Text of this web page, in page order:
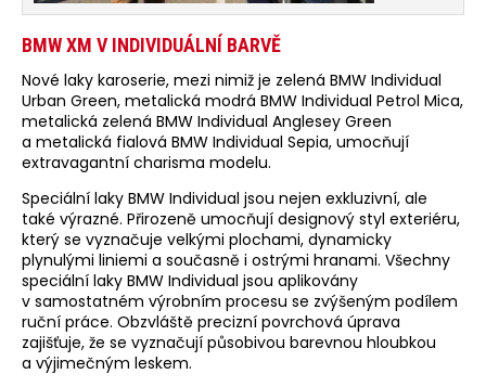
městskou
elektrobusy.
O projektu
na němž se
podílí také
E.ON svojí…
BMW XM V INDIVIDUÁLNÍ BARVĚ
Nové laky karoserie, mezi nimiž je zelená BMW Individual
Urban Green, metalická modrá BMW Individual Petrol Mica,
metalická zelená BMW Individual Anglesey Green
a metalická fialová BMW Individual Sepia, umocňují
extravagantní charisma modelu.
Speciální laky BMW Individual jsou nejen exkluzivní, ale
také výrazné. Přirozeně umocňují designový styl exteriéru,
který se vyznačuje velkými plochami, dynamicky
plynulými liniemi a současně i ostrými hranami. Všechny
speciální laky BMW Individual jsou aplikovány
v samostatném výrobním procesu se zvýšeným podílem
ruční práce. Obzvláště precizní povrchová úprava
zajišťuje, že se vyznačují působivou barevnou hloubkou
a výjimečným leskem.